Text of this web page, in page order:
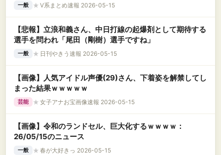
一般 ★ V系まとめ速報 2026-05-15
【悲報】立浪和義さん、中日打線の起爆剤として期待する
選手を問われ「尾田（剛樹）選手ですね」
一般 ★ 日刊やきう速報 2026-05-15
【画像】人気アイドル声優(29)さん、下着姿を解禁してし
まった結果ｗｗｗｗｗ
芸能 ★ 女子アナお宝画像速報 2026-05-15
【画像】令和のランドセル、巨大化するｗｗｗｗ：
26/05/15のニュース
一般 ★ 春が大好きっ 2026-05-15